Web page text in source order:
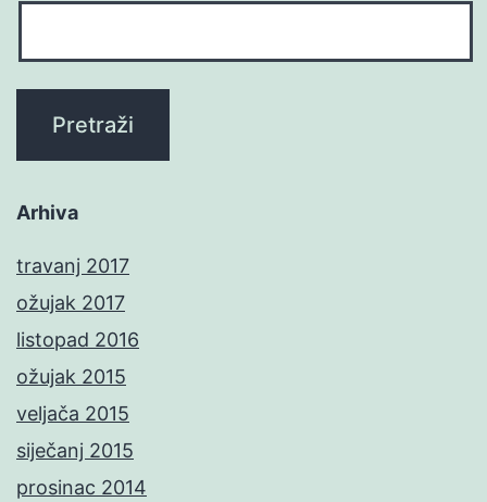
Arhiva
travanj 2017
ožujak 2017
listopad 2016
ožujak 2015
veljača 2015
siječanj 2015
prosinac 2014